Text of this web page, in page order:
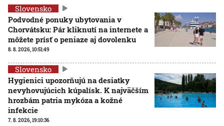
Slovensko
Podvodné ponuky ubytovania v
Chorvátsku: Pár kliknutí na internete a
môžete prísť o peniaze aj dovolenku
8. 8. 2026, 10:51:49
Slovensko
Hygienici upozorňujú na desiatky
nevyhovujúcich kúpalísk. K najväčším
hrozbám patria mykóza a kožné
infekcie
7. 8. 2026, 19:10:36